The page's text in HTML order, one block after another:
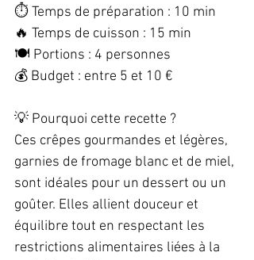
⏱️ Temps de préparation : 10 min
🔥 Temps de cuisson : 15 min
🍽️ Portions : 4 personnes
💰 Budget : entre 5 et 10 €
💡 Pourquoi cette recette ?
Ces crêpes gourmandes et légères,
garnies de fromage blanc et de miel,
sont idéales pour un dessert ou un
goûter. Elles allient douceur et
équilibre tout en respectant les
restrictions alimentaires liées à la